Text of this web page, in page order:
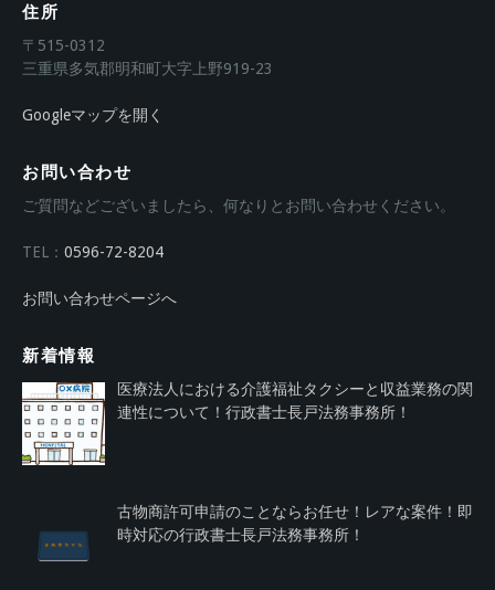
住所
〒515-0312
三重県多気郡明和町大字上野919-23
Googleマップを開く
お問い合わせ
ご質問などございましたら、何なりとお問い合わせください。
TEL： 0596-72-8204
お問い合わせページへ
新着情報
医療法人における介護福祉タクシーと収益業務の関
連性について！行政書士長戸法務事務所！
古物商許可申請のことならお任せ！レアな案件！即
時対応の行政書士長戸法務事務所！